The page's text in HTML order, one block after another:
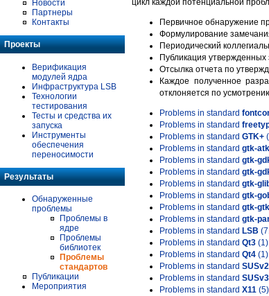
Новости
Партнеры
Контакты
Проекты
Верификация
модулей ядра
Инфраструктура LSB
Технологии
тестирования
Тесты и средства их
запуска
Инструменты
обеспечения
переносимости
Результаты
Обнаруженные
проблемы
Проблемы в
ядре
Проблемы
библиотек
Проблемы
стандартов
Публикации
Мероприятия
цикл каждой потенциальной
Первичное обнаружение
Формулирование
Периодический
Публикация
Отсылка отчета по
Каждое полученное
отклоняется по
Problems in standard
Problems in standard
Problems in standard GTK+
Problems in standard gtk-atk
Problems in standard gtk-
Problems in standard gtk-
Problems in standard gtk-
Problems in standard gtk-
Problems in standard gtk-gtk
Problems in standard gtk-
Problems in standard LSB
Problems in standard Qt3 (1)
Problems in standard Qt4 (1)
Problems in standard SUSv2
Problems in standard SUSv3
Problems in standard X11 (5)